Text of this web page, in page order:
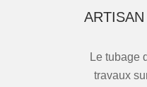
Le tubage
travaux